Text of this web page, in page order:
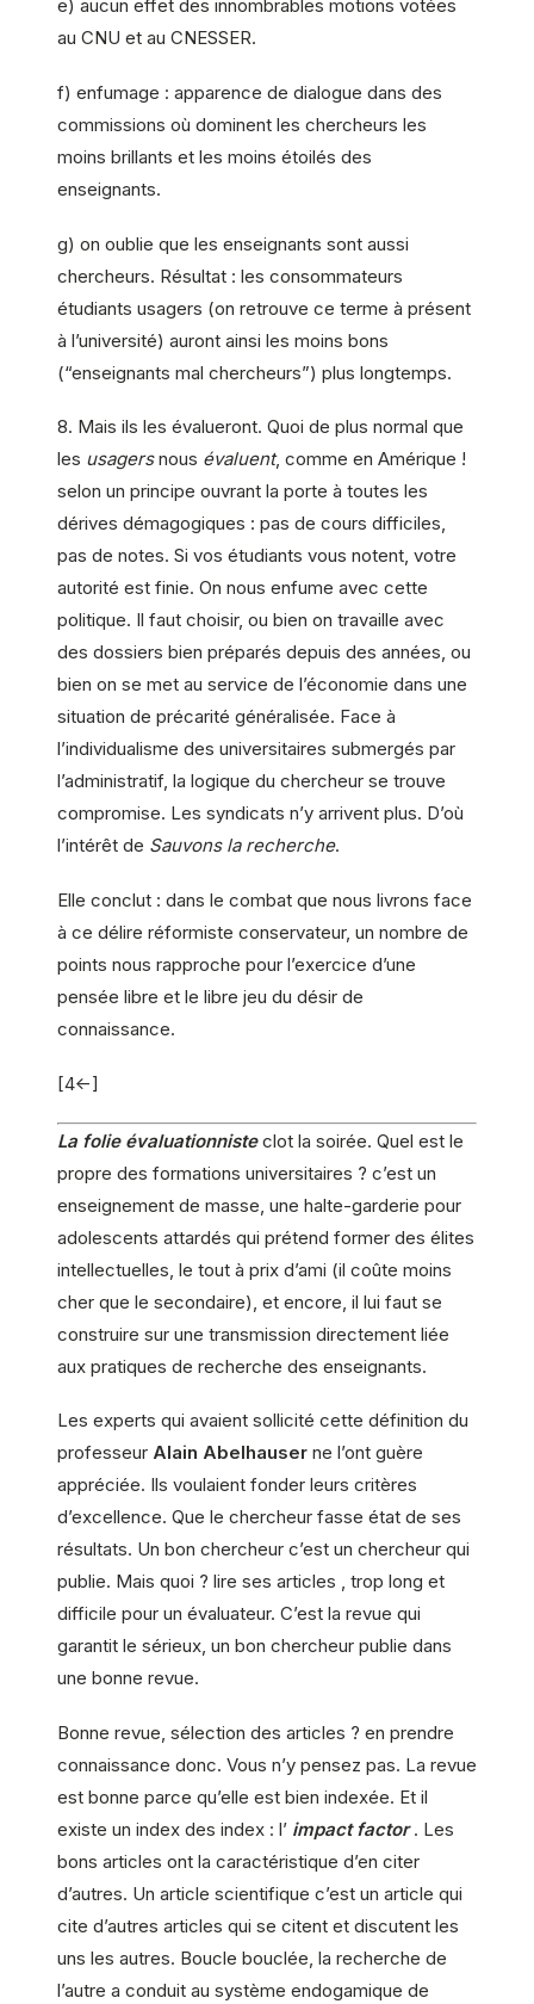
e) aucun effet des innombrables motions votées
au CNU et au CNESSER.
f) enfumage : apparence de dialogue dans des
commissions où dominent les chercheurs les
moins brillants et les moins étoilés des
enseignants.
g) on oublie que les enseignants sont aussi
chercheurs. Résultat : les consommateurs
étudiants usagers (on retrouve ce terme à présent
à l’université) auront ainsi les moins bons
(“enseignants mal chercheurs”) plus longtemps.
8. Mais ils les évalueront. Quoi de plus normal que
les usagersnous évaluent, comme en Amérique !
selon un principe ouvrant la porte à toutes les
dérives démagogiques : pas de cours difficiles,
pas de notes. Si vos étudiants vous notent, votre
autorité est finie. On nous enfume avec cette
politique. Il faut choisir, ou bien on travaille avec
des dossiers bien préparés depuis des années, ou
bien on se met au service de l’économie dans une
situation de précarité généralisée. Face à
l’individualisme des universitaires submergés par
l’administratif, la logique du chercheur se trouve
compromise. Les syndicats n’y arrivent plus. D’où
l’intérêt de Sauvons la recherche.
Elle conclut : dans le combat que nous livrons face
à ce délire réformiste conservateur, un nombre de
points nous rapproche pour l’exercice d’une
pensée libre et le libre jeu du désir de
connaissance.
[4<-]
La folie évaluationniste clot la soirée. Quel est le
propre des formations universitaires ? c’est un
enseignement de masse, une halte-garderie pour
adolescents attardés qui prétend former des élites
intellectuelles, le tout à prix d’ami (il coûte moins
cher que le secondaire), et encore, il lui faut se
construire sur une transmission directement liée
aux pratiques de recherche des enseignants.
Les experts qui avaient sollicité cette définition du
professeur Alain Abelhauser ne l’ont guère
appréciée. Ils voulaient fonder leurs critères
d’excellence. Que le chercheur fasse état de ses
résultats. Un bon chercheur c’est un chercheur qui
publie. Mais quoi ? lire ses articles , trop long et
difficile pour un évaluateur. C’est la revue qui
garantit le sérieux, un bon chercheur publie dans
une bonne revue.
Bonne revue, sélection des articles ? en prendre
connaissance donc. Vous n’y pensez pas. La revue
est bonne parce qu’elle est bien indexée. Et il
existe un index des index : l’ impact factor . Les
bons articles ont la caractéristique d’en citer
d’autres. Un article scientifique c’est un article qui
cite d’autres articles qui se citent et discutent les
uns les autres. Boucle bouclée, la recherche de
l’autre a conduit au système endogamique de